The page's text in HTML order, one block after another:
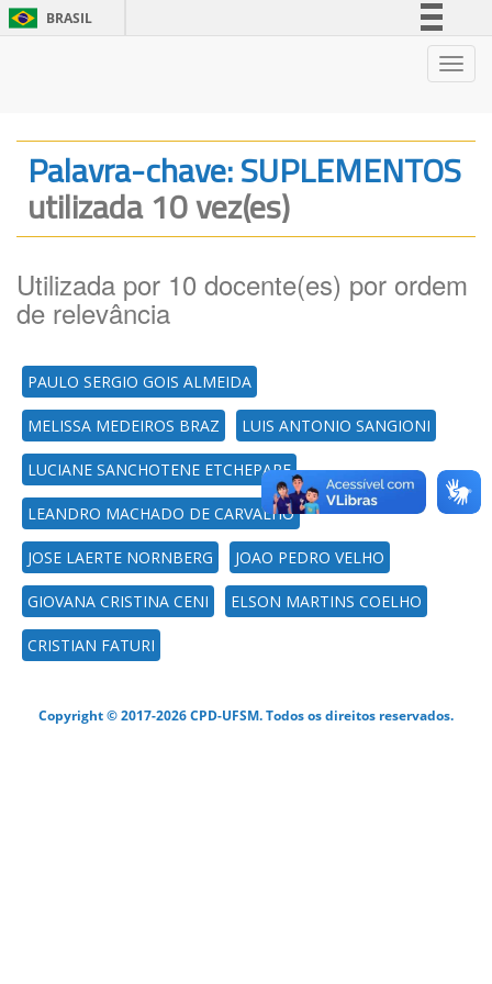
BRASIL
Legislação
Palavra-chave: SUPLEMENTOS
utilizada 10 vez(es)
Utilizada por 10 docente(es) por ordem
de relevância
PAULO SERGIO GOIS ALMEIDA
MELISSA MEDEIROS BRAZ LUIS ANTONIO SANGIONI
LUCIANE SANCHOTENE ETCHEPARE
LEANDRO MACHADO DE CARVALHO
JOSE LAERTE NORNBERG JOAO PEDRO VELHO
GIOVANA CRISTINA CENI ELSON MARTINS COELHO
CRISTIAN FATURI
Copyright © 2017-2026 CPD-UFSM. Todos os direitos reservados.